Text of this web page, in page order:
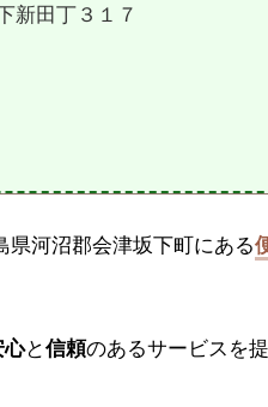
新田丁３１７
県河沼郡会津坂下町にある
心と信頼のあるサービスを